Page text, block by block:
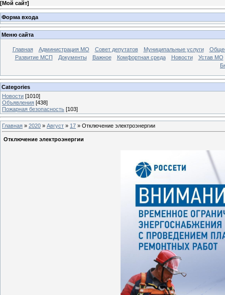
[Мой сайт]
Форма входа
Меню сайта
Главная Администрация МО Совет депутатов Муниципальные услуги
Развитие МСП
Документы Важное Комфортная среда Новости
Устав МО
Categories
Новости [1010]
Объявления [438]
Пожарная безопасность [103]
Главная » 2020 » Август » 17 » Отключение электроэнергии
Отключение электроэнергии